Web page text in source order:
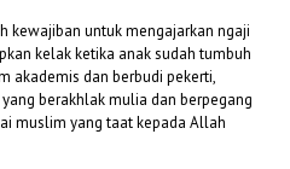
kewajiban untuk mengajarkan ngaji
kelak ketika anak sudah tumbuh
akademis dan berbudi pekerti,
berakhlak mulia dan berpegang
muslim yang taat kepada Allah